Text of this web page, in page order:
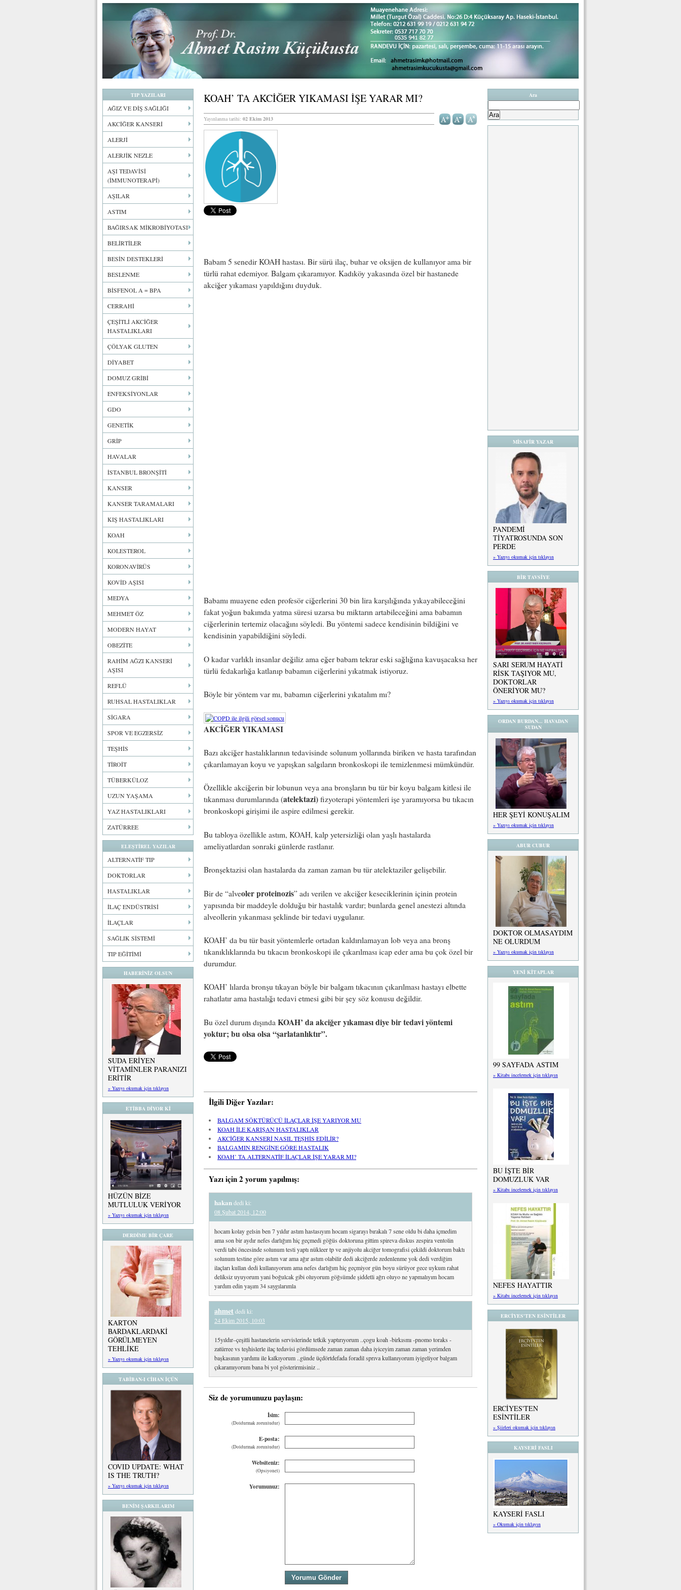
TIP YAZILARI
AĞIZ VE DİŞ SAĞLIĞI
AKCİĞER KANSERİ
ALERJİ
ALERJİK NEZLE
AŞI TEDAVİSİ
(İMMUNOTERAPİ)
AŞILAR
ASTIM
BAĞIRSAK MİKROBİYOTASI
BELİRTİLER
BESİN DESTEKLERİ
BESLENME
BİSFENOL A = BPA
CERRAHİ
ÇEŞİTLİ AKCİĞER
HASTALIKLARI
ÇÖLYAK GLUTEN
DİYABET
DOMUZ GRİBİ
ENFEKSİYONLAR
GDO
GENETİK
GRİP
HAVALAR
İSTANBUL BRONŞİTİ
KANSER
KANSER TARAMALARI
KIŞ HASTALIKLARI
KOAH
KOLESTEROL
KORONAVİRÜS
KOVİD AŞISI
MEDYA
MEHMET ÖZ
MODERN HAYAT
OBEZİTE
RAHİM AĞZI KANSERİ
AŞISI
REFLÜ
RUHSAL HASTALIKLAR
SİGARA
SPOR VE EGZERSİZ
TEŞHİS
TİROİT
TÜBERKÜLOZ
UZUN YAŞAMA
YAZ HASTALIKLARI
ZATÜRREE
ELEŞTİREL YAZILAR
ALTERNATİF TIP
DOKTORLAR
HASTALIKLAR
İLAÇ ENDÜSTRİSİ
İLAÇLAR
SAĞLIK SİSTEMİ
TIP EĞİTİMİ
HABERİNİZ OLSUN
SUDA ERİYEN
VİTAMİNLER PARANIZI
ERİTİR
» Yazıyı okumak için tıklayın
ETİBBA DİYOR Kİ
HÜZÜN BİZE
MUTLULUK VERİYOR
» Yazıyı okumak için tıklayın
DERDİME BİR ÇARE
KARTON
BARDAKLARDAKİ
GÖRÜLMEYEN
TEHLİKE
» Yazıyı okumak için tıklayın
TABİBAN-I CİHAN İÇÜN
COVID UPDATE: WHAT
IS THE TRUTH?
» Yazıyı okumak için tıklayın
BENİM ŞARKILARIM
KOAH’ TA AKCİĞER YIKAMASI İŞE YARAR MI?
Yayınlanma tarihi: 02 Ekim 2013
Babam 5 senedir KOAH hastası. Bir sürü ilaç, buhar ve oksijen de kullanıyor ama bir
türlü rahat edemiyor. Balgam çıkaramıyor. Kadıköy yakasında özel bir hastanede
akciğer yıkaması yapıldığını duyduk.
Babamı muayene eden profesör ciğerlerini 30 bin lira karşılığında yıkayabileceğini
fakat yoğun bakımda yatma süresi uzarsa bu miktarın artabileceğini ama babamın
ciğerlerinin tertemiz olacağını söyledi. Bu yöntemi sadece kendisinin bildiğini ve
kendisinin yapabildiğini söyledi.
O kadar varlıklı insanlar değiliz ama eğer babam tekrar eski sağlığına kavuşacaksa her
türlü fedakarlığa katlanıp babamın ciğerlerini yıkatmak istiyoruz.
Böyle bir yöntem var mı, babamın ciğerlerini yıkatalım mı?
AKCİĞER YIKAMASI
Bazı akciğer hastalıklarının tedavisinde solunum yollarında biriken ve hasta tarafından
çıkarılamayan koyu ve yapışkan salgıların bronkoskopi ile temizlenmesi mümkündür.
Özellikle akciğerin bir lobunun veya ana bronşların bu tür bir koyu balgam kitlesi ile
tıkanması durumlarında (atelektazi) fizyoterapi yöntemleri işe yaramıyorsa bu tıkacın
bronkoskopi girişimi ile aspire edilmesi gerekir.
Bu tabloya özellikle astım, KOAH, kalp yetersizliği olan yaşlı hastalarda
ameliyatlardan sonraki günlerde rastlanır.
Bronşektazisi olan hastalarda da zaman zaman bu tür atelektaziler gelişebilir.
Bir de “alveoler proteinozis” adı verilen ve akciğer keseciklerinin içinin protein
yapısında bir maddeyle dolduğu bir hastalık vardır; bunlarda genel anestezi altında
alveollerin yıkanması şeklinde bir tedavi uygulanır.
KOAH’ da bu tür basit yöntemlerle ortadan kaldırılamayan lob veya ana bronş
tıkanıklıklarında bu tıkacın bronkoskopi ile çıkarılması icap eder ama bu çok özel bir
durumdur.
KOAH’ lılarda bronşu tıkayan böyle bir balgam tıkacının çıkarılması hastayı elbette
rahatlatır ama hastalığı tedavi etmesi gibi bir şey söz konusu değildir.
Bu özel durum dışında KOAH’ da akciğer yıkaması diye bir tedavi yöntemi
yoktur; bu olsa olsa “şarlatanlıktır”.
İlgili Diğer Yazılar:
BALGAM SÖKTÜRÜCÜ İLAÇLAR İŞE YARIYOR MU
KOAH İLE KARIŞAN HASTALIKLAR
AKCİĞER KANSERİ NASIL TEŞHİS EDİLİR?
BALGAMIN RENGİNE GÖRE HASTALIK
KOAH’ TA ALTERNATİF İLAÇLAR İŞE YARAR MI?
Yazı için 2 yorum yapılmış:
hakandedi ki:
08 Şubat 2014, 12:00
hocam kolay gelsin ben 7 yıldır astım hastasıyım hocam sigarayı bırakalı 7 sene oldu bi daha içmedim
ama son bir aydır nefes darlığım hiç geçmedi göğüs doktoruna gittim spireva diskus zespira ventolin
verdi tabi öncesinde solunum testi yaptı nükleer tp ve anjiyolu akciğer tomografisi çekildi doktorum baktı
solunum testine göre astım var ama ağır astım olabilir dedi akciğerde zedenlenme yok dedi verdiğim
ilaçları kullan dedi kullanıyorum ama nefes darlığım hiç geçmiyor gün boyu sürüyor gece uykum rahat
deliksiz uyuyorum yani boğulcak gibi oluyorum göğsümde şiddetli ağrı oluyo ne yapmalıyım hocam
yardım edin yaşım 34 saygılarımla
ahmetdedi ki:
24 Ekim 2015, 10:03
15yıldır–çeşitli hastanelerin servislerinde tetkik yaptırıyorum ..çogu koah -birkısmı -pnomo toraks -
zatürree vs teşhislerle ilaç tedavisi gördümsede zaman zaman daha iyiceyim zaman zaman yerimden
başkasının yardımı ile kalkıyorum ..günde üçdörtdefada foradil sprıva kullanıyorum iyigeliyor balgam
çıkaramıyorum bana bi yol gösterirmisiniz ..
Siz de yorumunuzu paylaşın:
İsim:
(Doldurmak zorunludur)
E-posta:
(Doldurmak zorunludur)
Websiteniz:
(Opsiyonel)
Yorumunuz:
Ara
MİSAFİR YAZAR
PANDEMİ
TİYATROSUNDA SON
PERDE
» Yazıyı okumak için tıklayın
BİR TAVSİYE
SARI SERUM HAYATİ
RİSK TAŞIYOR MU,
DOKTORLAR
ÖNERİYOR MU?
» Yazıyı okumak için tıklayın
ORDAN BURDAN... HAVADAN
SUDAN
HER ŞEYİ KONUŞALIM
» Yazıyı okumak için tıklayın
ABUR CUBUR
DOKTOR OLMASAYDIM
NE OLURDUM
» Yazıyı okumak için tıklayın
YENİ KİTAPLAR
99 SAYFADA ASTIM
» Kitabı incelemek için tıklayın
BU İŞTE BİR
DOMUZLUK VAR
» Kitabı incelemek için tıklayın
NEFES HAYATTIR
» Kitabı incelemek için tıklayın
ERCİYES'TEN ESİNTİLER
ERCİYES'TEN
ESİNTİLER
» Şiirleri okumak için tıklayın
KAYSERİ FASLI
KAYSERİ FASLI
» Okumak için tıklayın